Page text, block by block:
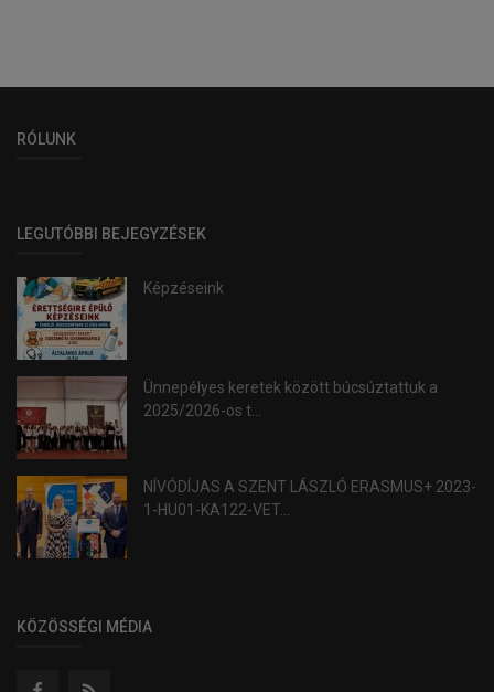
RÓLUNK
LEGUTÓBBI BEJEGYZÉSEK
Képzéseink
Ünnepélyes keretek között búcsúztattuk a
2025/2026-os t...
NÍVÓDÍJAS A SZENT LÁSZLÓ ERASMUS+ 2023-
1-HU01-KA122-VET...
KÖZÖSSÉGI MÉDIA